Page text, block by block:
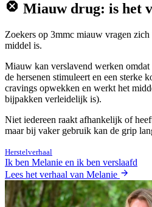
Miauw drug: is het
Zoekers op 3mmc miauw vragen
middel is.
Miauw kan verslavend werken omdat
de hersenen stimuleert en een sterke
cravings opwekken en werkt het
bijpakken verleidelijk is).
Niet iedereen raakt afhankelijk of
maar bij vaker gebruik kan de grip
Herstelverhaal
Ik ben Melanie en ik ben verslaafd
Lees het verhaal van Melanie